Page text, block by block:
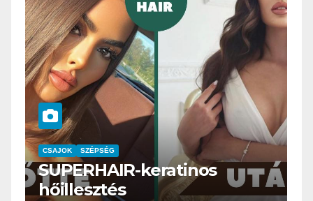
CSAJOK SMINK SZÉPSÉG
Szemöldök laminálás-az
meg mi?